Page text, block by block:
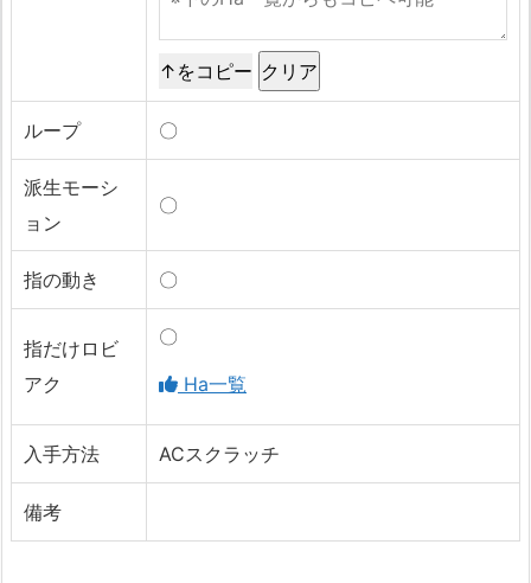
↑をコピー
ループ 〇
派生モーシ
ョン
〇
指の動き 〇
指だけロビ
アク
〇
Ha一覧
入手方法 ACスクラッチ
備考